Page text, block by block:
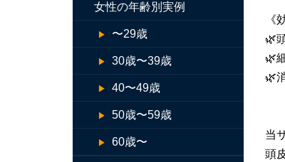
女性の年齢別実例
〜29歳
30歳〜39歳
40〜49歳
50歳〜59歳
60歳〜
《
🌿
🌿
🌿
当
頭